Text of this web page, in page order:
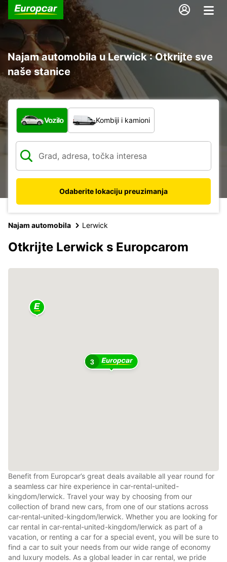
Najam automobila u Lerwick : Otkrijte sve
naše stanice
Koja vrsta vozila?
Vozilo Kombiji i kamioni
Odaberite lokaciju preuzimanja
Najam automobila Lerwick
Otkrijte Lerwick s Europcarom
3
Benefit from Europcar’s great deals available all year round for
a seamless car hire experience in car-rental-united-
kingdom/lerwick. Travel your way by choosing from our
collection of brand new cars, from one of our stations across
car-rental-united-kingdom/lerwick. Whether you are looking for
car rental in car-rental-united-kingdom/lerwick as part of a
vacation, or renting a car for a special event, you will be sure to
find a car to suit your needs from our wide range of economy
and luxury models. As a global leader in car rental, we pride